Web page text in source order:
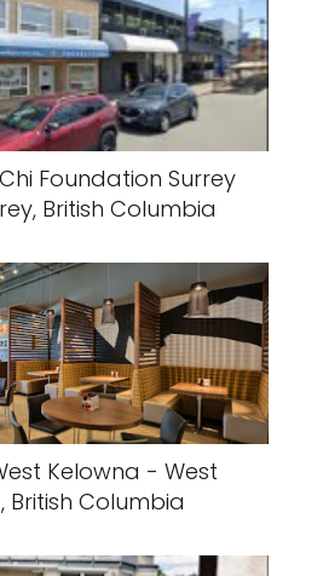
Foundation Surrey
British Columbia
Kelowna - West
British Columbia